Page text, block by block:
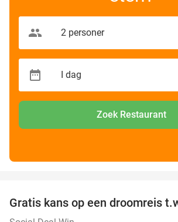
Zoek Restaurant
Gratis kans op een droomreis